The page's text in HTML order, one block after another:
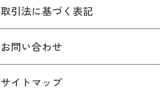
引法に基づく表記
お問い合わせ
サイトマップ